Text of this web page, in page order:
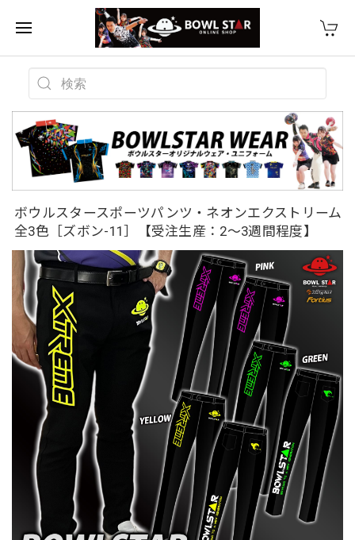
ボウルスタースポーツパンツ・ネオンエクストリーム
全3色［ズボン-11］【受注生産：2〜3週間程度】